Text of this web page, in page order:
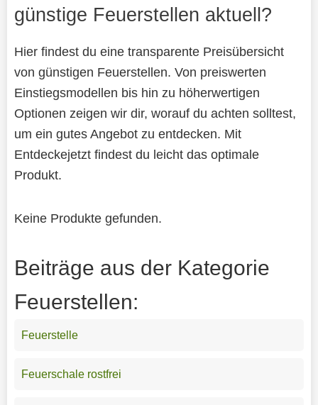
günstige Feuerstellen aktuell?
Hier findest du eine transparente Preisübersicht
von günstigen Feuerstellen. Von preiswerten
Einstiegsmodellen bis hin zu höherwertigen
Optionen zeigen wir dir, worauf du achten solltest,
um ein gutes Angebot zu entdecken. Mit
Entdeckejetzt findest du leicht das optimale
Produkt.
Keine Produkte gefunden.
Beiträge aus der Kategorie
Feuerstellen:
Feuerstelle
Feuerschale rostfrei